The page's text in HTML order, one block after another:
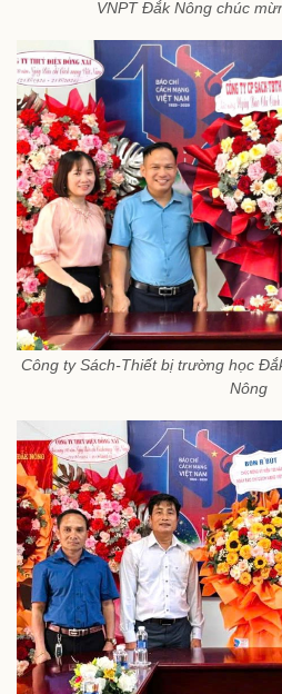
VNPT Đắk Nông chúc
Công ty Sách-Thiết bị trường học
Nông